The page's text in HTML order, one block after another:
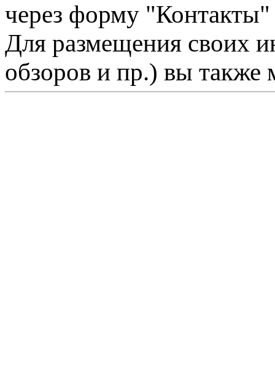
через форму "Контакты"
Для размещения своих
обзоров и пр.) вы также